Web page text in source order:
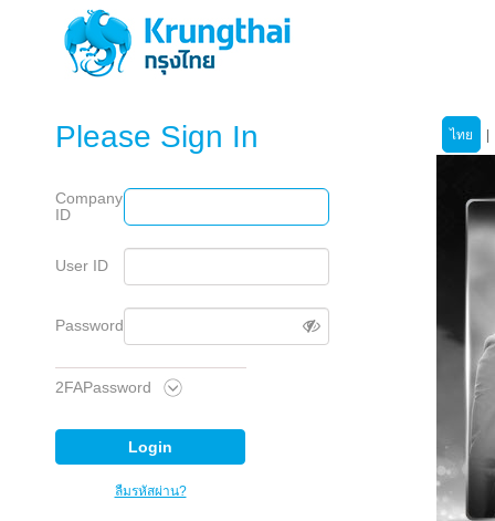
Please Sign In ไทย
Company
ID
User ID
Password
2FAPassword
ลืมรหัสผ่าน?